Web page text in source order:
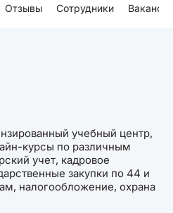
Отзывы Сотрудники Вакансии
учебный центр,
курсы по различным
учет, кадровое
закупки по 44 и
налогообложение, охрана